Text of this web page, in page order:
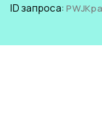
ID запроса: